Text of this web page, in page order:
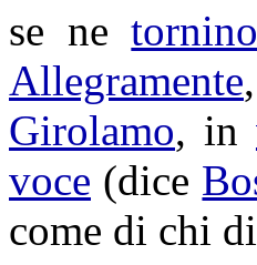
se netornino
Allegramente
Girolamo, in
voce (dice
come di chi